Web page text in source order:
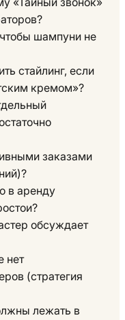
шампуни не
стайлинг, если
кремом»?
заказами
в аренду
обсуждает
нет
(стратегия
лежать в